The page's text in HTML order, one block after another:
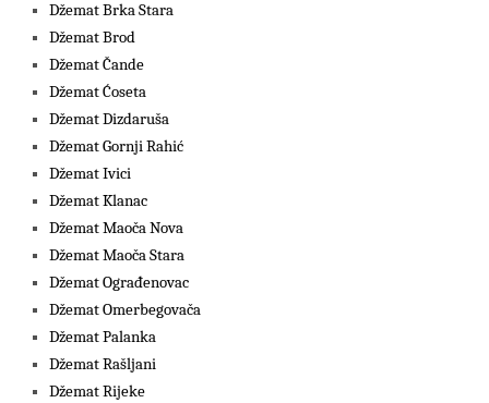
Džemat Brka Stara
Džemat Brod
Džemat Čande
Džemat Ćoseta
Džemat Dizdaruša
Džemat Gornji Rahić
Džemat Ivici
Džemat Klanac
Džemat Maoča Nova
Džemat Maoča Stara
Džemat Ograđenovac
Džemat Omerbegovača
Džemat Palanka
Džemat Rašljani
Džemat Rijeke